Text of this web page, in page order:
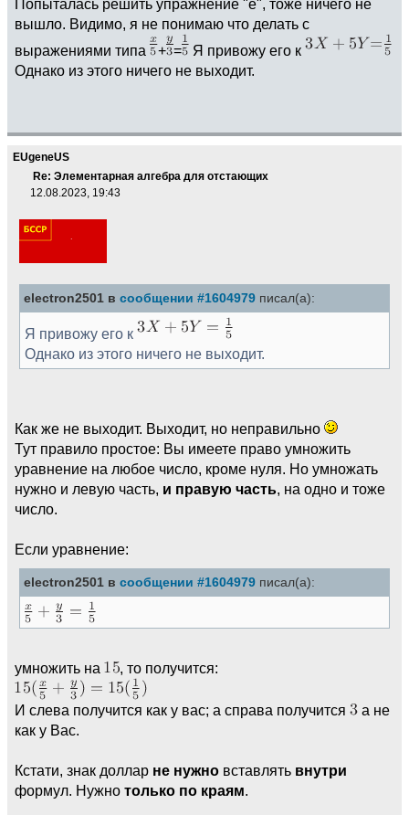
Попыталась решить упражнение "е", тоже ничего не
вышло. Видимо, я не понимаю что делать с
выражениями типа
+ =
Я привожу его к
Однако из этого ничего не выходит.
EUgeneUS
Re: Элементарная алгебра для отстающих
12.08.2023, 19:43
electron2501 в сообщении #1604979 писал(а):
Я привожу его к
Однако из этого ничего не выходит.
Как же не выходит. Выходит, но неправильно
Тут правило простое: Вы имеете право умножить
уравнение на любое число, кроме нуля. Но умножать
нужно и левую часть, и правую часть, на одно и тоже
число.
Если уравнение:
electron2501 в сообщении #1604979 писал(а):
умножить на , то получится:
И слева получится как у вас; а справа получится
а не
как у Вас.
Кстати, знак доллар не нужно вставлять внутри
формул. Нужно только по краям.